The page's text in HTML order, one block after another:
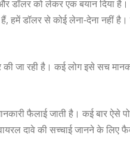
डॉलर को लेकर एक बयान दिया
डॉलर से कोई लेना-देना नहीं है।
जा रही है। कई लोग इसे सच
फैलाई जाती है। कई बार ऐसे
दावे की सच्चाई जानने के लिए